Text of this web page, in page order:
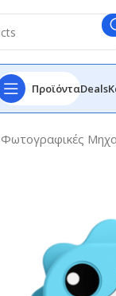
ΠροϊόνταDeals
Φωτογραφικές